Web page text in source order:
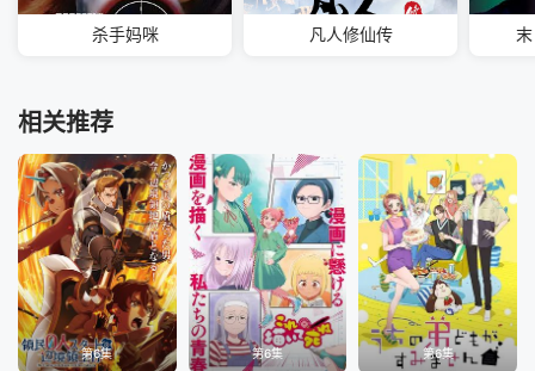
杀手妈咪 凡人修仙传
相关推荐
第6集 第6集 第6集